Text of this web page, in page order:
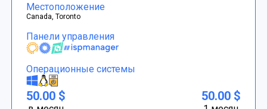
Местоположение
Canada, Toronto
Панели управления
Операционные системы
50.00 $ 50.00 $